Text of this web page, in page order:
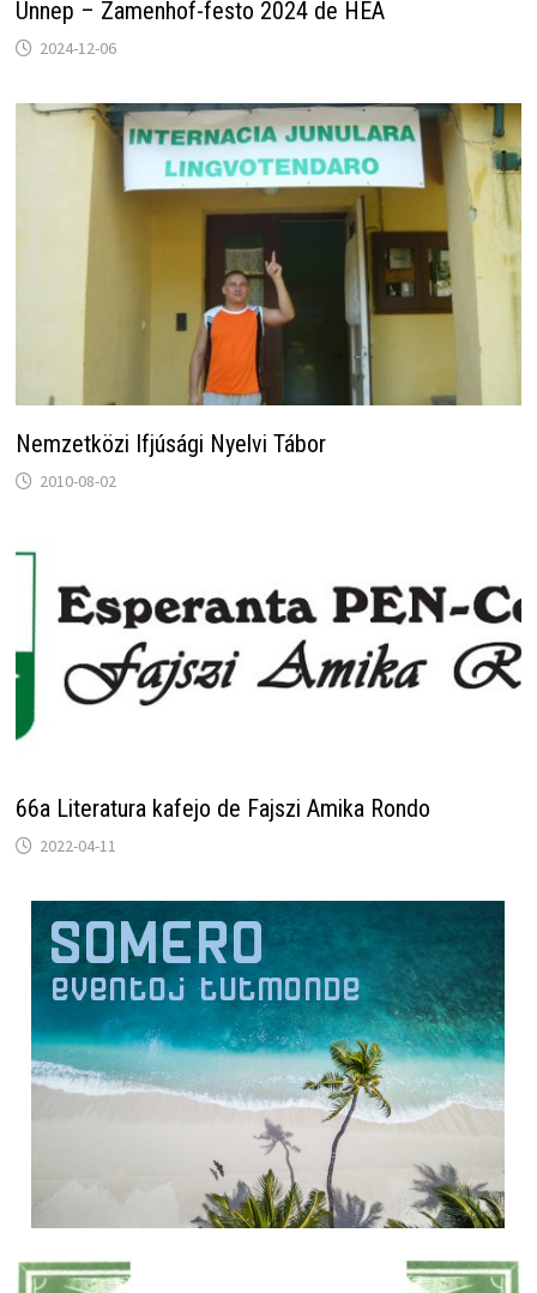
Ünnep – Zamenhof-festo 2024 de HEA
2024-12-06
Nemzetközi Ifjúsági Nyelvi Tábor
2010-08-02
66a Literatura kafejo de Fajszi Amika Rondo
2022-04-11